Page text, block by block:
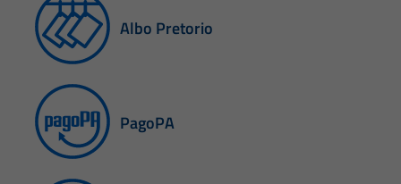
Albo Pretorio
PagoPA